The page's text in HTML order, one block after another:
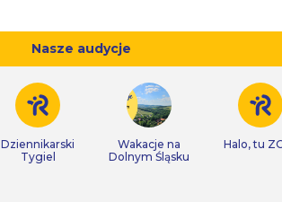
Nasze audycje
Dziennikarski
Tygiel
Wakacje na
Dolnym Śląsku
Halo, tu